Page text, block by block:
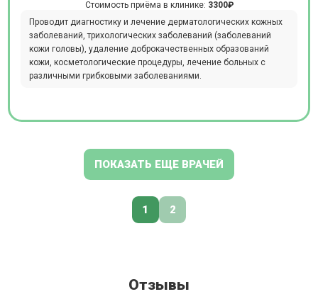
Стоимость приёма в клинике: 3300₽
Проводит диагностику и лечение дерматологических кожных
заболеваний, трихологических заболеваний (заболеваний
кожи головы), удаление доброкачественных образований
кожи, косметологические процедуры, лечение больных с
различными грибковыми заболеваниями.
ПОКАЗАТЬ ЕЩЕ ВРАЧЕЙ
1 2
Отзывы